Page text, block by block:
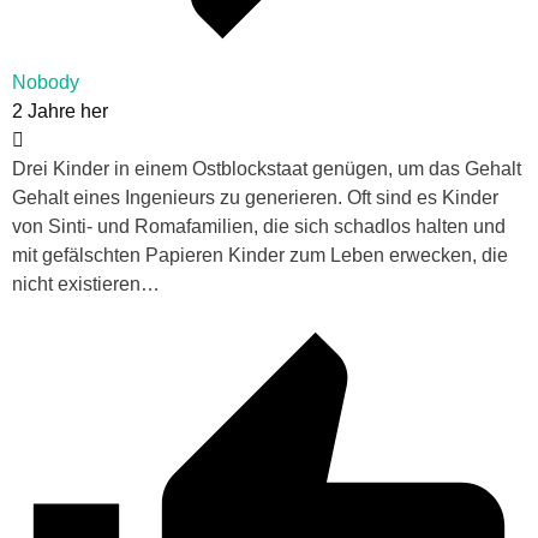
Nobody
2 Jahre her
Drei Kinder in einem Ostblockstaat genügen, um das Gehalt
Gehalt eines Ingenieurs zu generieren. Oft sind es Kinder
von Sinti- und Romafamilien, die sich schadlos halten und
mit gefälschten Papieren Kinder zum Leben erwecken, die
nicht existieren…